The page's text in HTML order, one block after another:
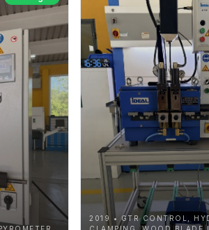
2019 • GTR CONTROL,